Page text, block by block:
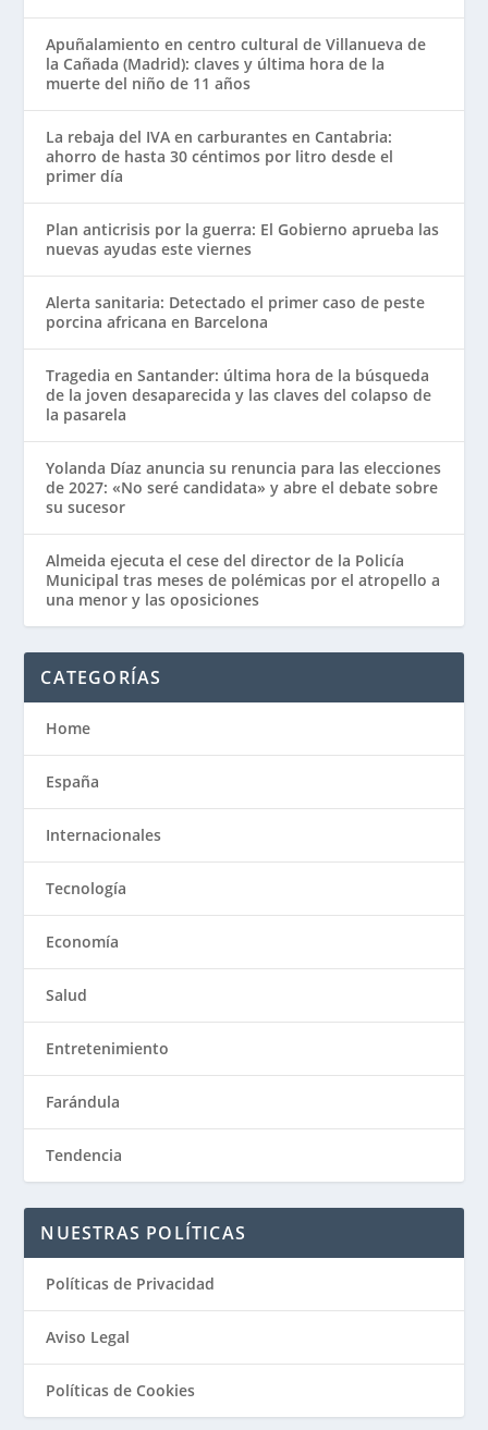
Apuñalamiento en centro cultural de Villanueva de
la Cañada (Madrid): claves y última hora de la
muerte del niño de 11 años
La rebaja del IVA en carburantes en Cantabria:
ahorro de hasta 30 céntimos por litro desde el
primer día
Plan anticrisis por la guerra: El Gobierno aprueba las
nuevas ayudas este viernes
Alerta sanitaria: Detectado el primer caso de peste
porcina africana en Barcelona
Tragedia en Santander: última hora de la búsqueda
de la joven desaparecida y las claves del colapso de
la pasarela
Yolanda Díaz anuncia su renuncia para las elecciones
de 2027: «No seré candidata» y abre el debate sobre
su sucesor
Almeida ejecuta el cese del director de la Policía
Municipal tras meses de polémicas por el atropello a
una menor y las oposiciones
CATEGORÍAS
Home
España
Internacionales
Tecnología
Economía
Salud
Entretenimiento
Farándula
Tendencia
NUESTRAS POLÍTICAS
Políticas de Privacidad
Aviso Legal
Políticas de Cookies